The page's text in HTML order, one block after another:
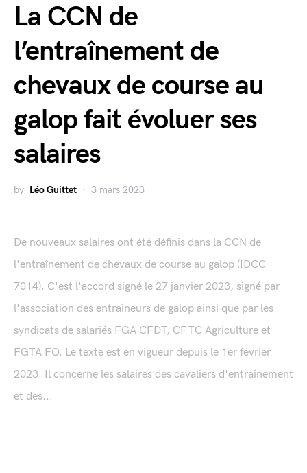
La CCN de
l’entraînement de
chevaux de course au
galop fait évoluer ses
salaires
by Léo Guittet 3 mars 2023
De nouveaux salaires ont été définis dans la CCN de
l'entraînement de chevaux de course au galop (IDCC
7014). C'est l'accord signé le 27 janvier 2023, signé par
l'association des entraîneurs de galop ainsi que par les
syndicats de salariés FGA CFDT, CFTC Agriculture et
FGTA FO. Le texte est en vigueur depuis le 1er février
2023. Il concerne les salaires des cavaliers d'entraînement
et des...